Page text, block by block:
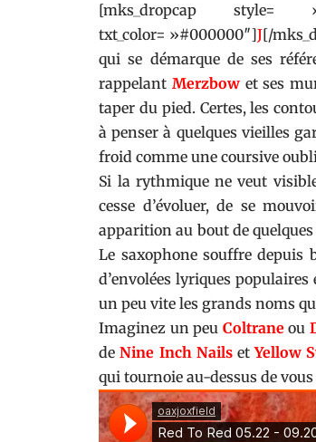
[mks_dropcap
txt_color= »#000000″]J[/
qui se démarque de ses
rappelantMerzbow et ses
taper du pied. Certes, les
à penser à quelques vieilles
froid comme une coursive
Si la rythmique ne veut
cesse d’évoluer, de se
apparition au bout de
Le saxophone souffre depuis
d’envolées lyriques
un peu vite les grands noms
Imaginez un peu Coltraneou
deNine Inch NailsetYellow
qui tournoie au-dessus de